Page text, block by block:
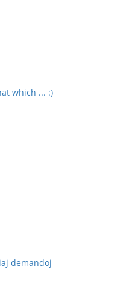
which ... :)
demandoj